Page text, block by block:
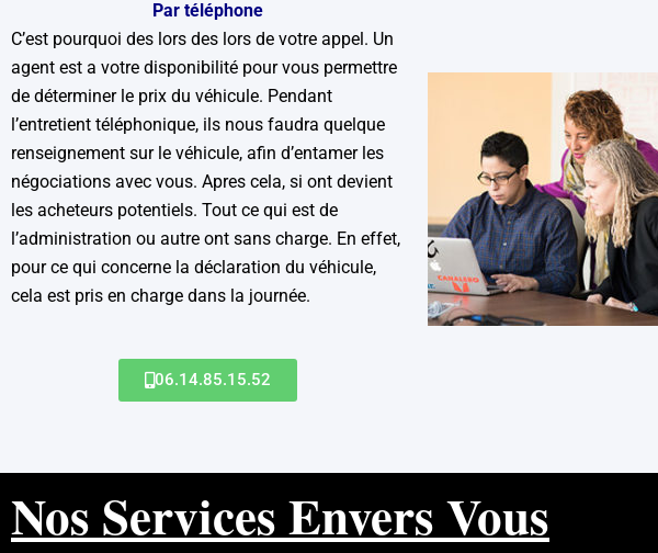
Par téléphone
C’est pourquoi des lors des lors de votre appel. Un
agent est a votre disponibilité pour vous permettre
de déterminer le prix du véhicule. Pendant
l’entretient téléphonique, ils nous faudra quelque
renseignement sur le véhicule, afin d’entamer les
négociations avec vous. Apres cela, si ont devient
les acheteurs potentiels. Tout ce qui est de
l’administration ou autre ont sans charge. En effet,
pour ce qui concerne la déclaration du véhicule,
cela est pris en charge dans la journée.
06.14.85.15.52
Nos Services Envers Vous